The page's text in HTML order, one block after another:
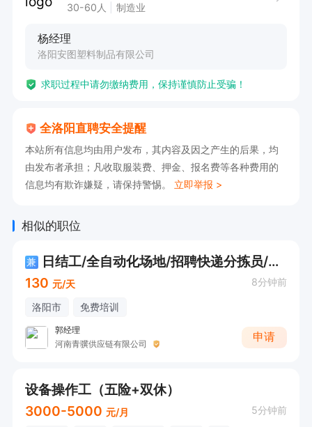
30-60人 制造业
杨经理
洛阳安图塑料制品有限公司
求职过程中请勿缴纳费用，保持谨慎防止受骗！
全洛阳直聘安全提醒
本站所有信息均由用户发布，其内容及因之产生的后果，均
由发布者承担；凡收取服装费、押金、报名费等各种费用的
信息均有欺诈嫌疑，请保持警惕。 立即举报 >
相似的职位
兼
日结工/全自动化场地/招聘快递分拣员/装卸工
130 元/天 8分钟前
洛阳市 免费培训
郭经理
河南青骥供应链有限公司
申请
设备操作工（五险+双休）
3000-5000 元/月 5分钟前